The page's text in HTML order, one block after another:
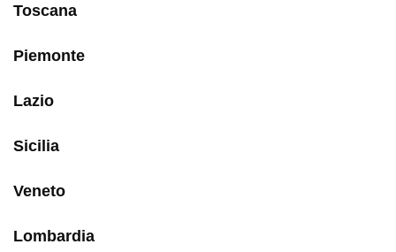
Toscana
Piemonte
Lazio
Sicilia
Veneto
Lombardia